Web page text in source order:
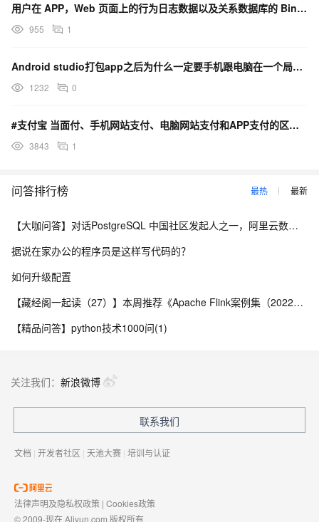
用户在 APP，Web 页面上的行为日志数据以及关系数据库的 Binlog 数据会被同步到 BIGO
955 1
Android studio打包app之后为什么一定要手机跟电脑在一个局域网里面才能用，
1232 0
#支付宝 当面付、手机网站支付、电脑网站支付和APP支付的区别？
3843 1
问答排行榜 最热 最新
【大咖问答】对话PostgreSQL 中国社区发起人之一，阿里云数据库高级专家 德哥
据说在家办公的程序员是这样写代码的？
如何升级配置
【藏经阁一起读（27）】本周推荐《Apache Flink案例集（2022版）》，你有哪些心得？
【精品问答】python技术1000问(1)
关注我们： 新浪微博
联系我们
文档 | 开发者社区 | 天池大赛 | 培训与认证
法律声明及隐私权政策 | Cookies政策
© 2009-现在 Aliyun.com 版权所有